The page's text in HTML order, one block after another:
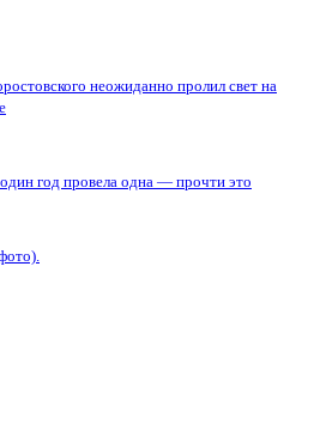
неожиданно пролил свет на
год провела одна — прочти это